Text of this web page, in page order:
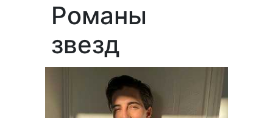
Романы
звезд